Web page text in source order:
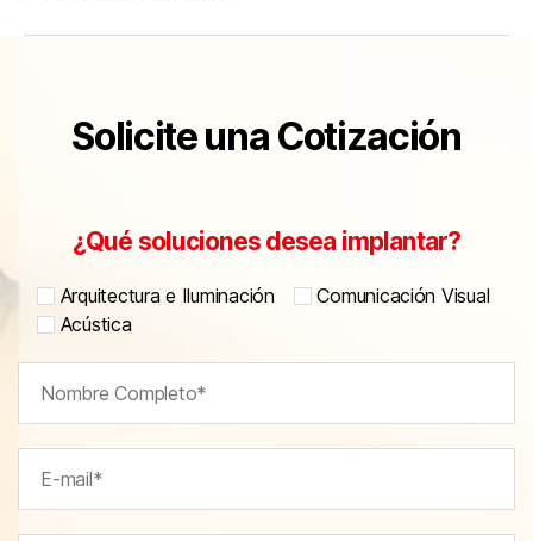
Solicite una Cotización
¿Qué soluciones desea implantar?
Arquitectura e Iluminación
Comunicación Visual
Acústica